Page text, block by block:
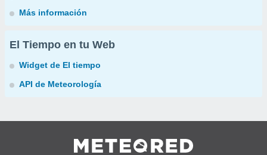
Más información
El Tiempo en tu Web
Widget de El tiempo
API de Meteorología